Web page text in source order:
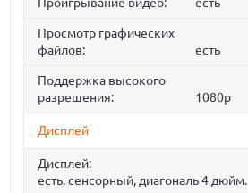
Проигрывание видео: есть
Просмотр графических
файлов:
есть
Поддержка высокого
разрешения:
1080p
Дисплей
Дисплей:
есть, сенсорный, диагональ 4 дюйм.